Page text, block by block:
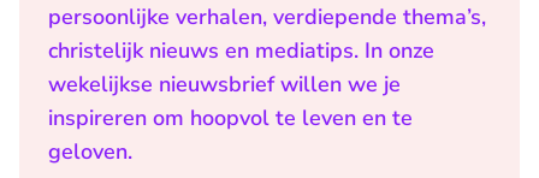
persoonlijke verhalen, verdiepende thema’s,
christelijk nieuws en mediatips. In onze
wekelijkse nieuwsbrief willen we je
inspireren om hoopvol te leven en te
geloven.